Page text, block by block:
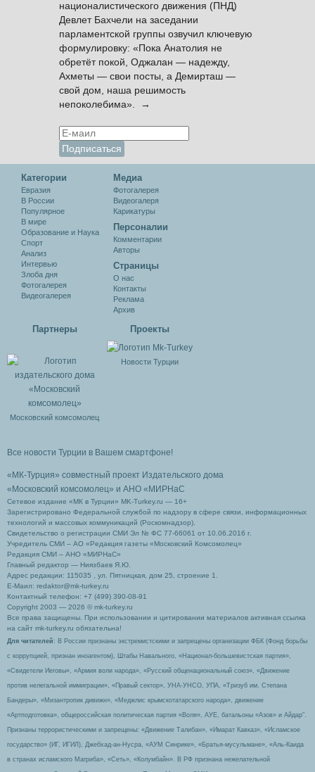
националистического движения (ПНД)
Девлет Бахчели на заседании
парламентской группы озвучил ключевую
формулировку: «Пока Анатолия не
обретёт покой, Оджалан — надежду,
Ахметы — свои посты, а Демирташ —
свой дом, наша решимость
непоколебима». →
Категории
Евразия
В России
Популярное
В мире
Образование и Наука
Спорт
Анализ
Интервью
Злоба дня
Фотогалерея
Видеогалерея
Медиа
Фотогалерея
Видеогалеря
Карикатуры
Персоналии
Комментарии
Авторы
Cтраницы
О нас
Контакты
Реклама
Архив
Партнеры
Московский комсомолец
Проекты
Новости Турции
Все новости Турции в Вашем смартфоне!
«МК-Турция» совместный проект Издательского дома
«Московский комсомолец» и АНО «МИРНаС
Сетевое издание «МК в Турции» MK-Turkey.ru — 16+
Зарегистрировано Федеральной службой по надзору в сфере связи, информационных
технологий и массовых коммуникаций (Роскомнадзор).
Свидетельство о регистрации СМИ Эл № ФС 77-66061 от 10.06.2016 г.
Учредитель СМИ – АО «Редакция газеты «Московский Комсомолец»
Редакция СМИ – АНО «МИРНаС»
Главный редактор — Ниязбаев Я.Ю.
Адрес редакции: 115035 , ул. Пятницкая, дом 25, строение 1.
Е-Маил: redaktor@mk-turkey.ru
Контактный телефон: +7 (499) 390-08-91
Copyright 2003 — 2026 © mk-turkey.ru
Все права защищены. При использовании и цитировании материалов активная ссылка
на сайт mk-turkey.ru обязательна!
Для читателей : В России признаны экстремистскими и запрещены организации ФБК (Фонд борьбы
с коррупцией, признан иноагентом), Штабы Навального, «Национал-большевистская партия»,
«Свидетели Иеговы», «Армия воли народа», «Русский общенациональный союз», «Движение
против нелегальной иммиграции», «Правый сектор», УНА-УНСО, УПА, «Тризуб им. Степана
Бандеры», «Мизантропик дивижн», «Меджлис крымскотатарского народа», движение
«Артподготовка», общероссийская политическая партия «Воля», АУЕ, батальоны «Азов» и Айдар″.
Признаны террористическими и запрещены: «Движение Талибан», «Имарат Кавказ», «Исламское
государство» (ИГ, ИГИЛ), Джебхад-ан-Нусра, «АУМ Синрике», «Братья-мусульмане», «Аль-Каида
в странах исламского Магриба», «Сеть», «Колумбайн». В РФ признана нежелательной